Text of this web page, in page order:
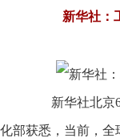
新华社：
新华社北京6月3
化部获悉，当前，全